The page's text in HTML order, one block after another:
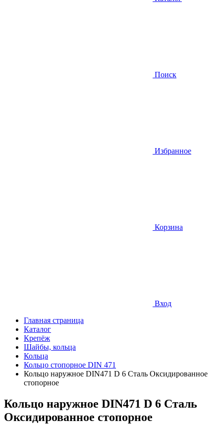
Поиск
Избранное
Корзина
Вход
Главная страница
Каталог
Крепёж
Шайбы, кольца
Кольца
Кольцо стопорное DIN 471
Кольцо наружное DIN471 D 6 Сталь Оксидированное
стопорное
Кольцо наружное DIN471 D 6 Сталь
Оксидированное стопорное